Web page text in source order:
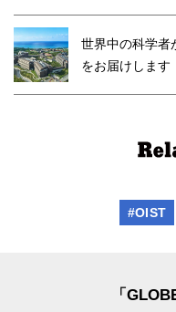
世界中の科学者
をお届けします
#OIST
「